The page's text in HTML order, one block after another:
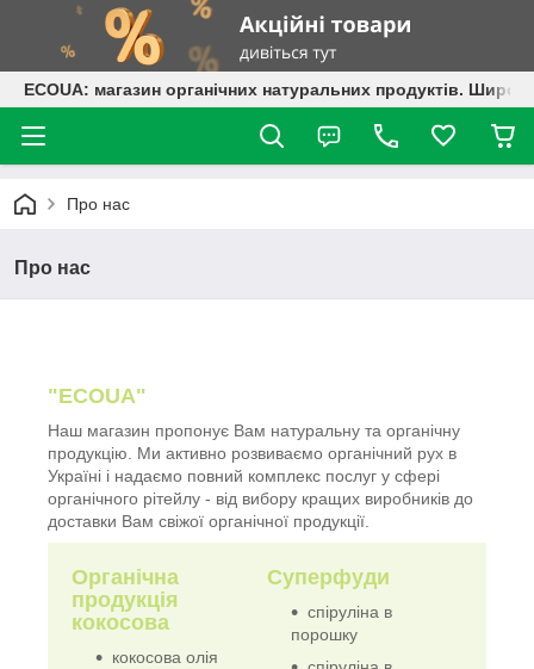
ECOUA: магазин органічних натуральних продуктів.
Про нас
Про нас
"ECOUA"
Наш магазин пропонує Вам натуральну та органічну
продукцію. Ми активно розвиваємо органічний рух в
Україні і надаємо повний комплекс послуг у сфері
органічного рітейлу - від вибору кращих виробників до
доставки Вам свіжої органічної продукції.
Органічна
продукція
кокосова
кокосова олія
Суперфуди
спіруліна в
порошку